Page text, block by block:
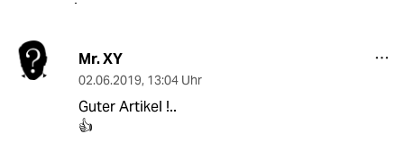
Mr. XY
02.06.2019, 13:04 Uhr
Guter Artikel !..
👍